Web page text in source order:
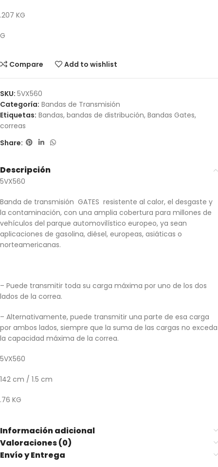
.207 KG
G
Compare Add to wishlist
SKU: 5VX560
Categoría: Bandas de Transmisión
Etiquetas: Bandas, bandas de distribución, Bandas Gates,
correas
Share:
Descripción
5VX560
Banda de transmisión GATES resistente al calor, el desgaste y
la contaminación, con una amplia cobertura para millones de
vehículos del parque automovilístico europeo, ya sean
aplicaciones de gasolina, diésel, europeas, asiáticas o
norteamericanas.
– Puede transmitir toda su carga máxima por uno de los dos
lados de la correa.
– Alternativamente, puede transmitir una parte de esa carga
por ambos lados, siempre que la suma de las cargas no exceda
la capacidad máxima de la correa.
5VX560
142 cm / 1.5 cm
.76 KG
Información adicional
Valoraciones (0)
Envío y Entrega